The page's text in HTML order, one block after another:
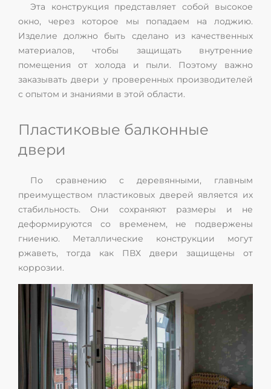
Эта конструкция представляет собой высокое
окно, через которое мы попадаем на лоджию.
Изделие должно быть сделано из качественных
материалов, чтобы защищать внутренние
помещения от холода и пыли. Поэтому важно
заказывать двери у проверенных производителей
с опытом и знаниями в этой области.
Пластиковые балконные
двери
По сравнению с деревянными, главным
преимуществом пластиковых дверей является их
стабильность. Они сохраняют размеры и не
деформируются со временем, не подвержены
гниению. Металлические конструкции могут
ржаветь, тогда как ПВХ двери защищены от
коррозии.